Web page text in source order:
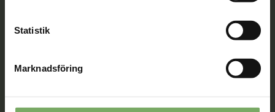
Statistik
Marknadsföring
När du är inloggad kan du ändra dina uppgifter och se